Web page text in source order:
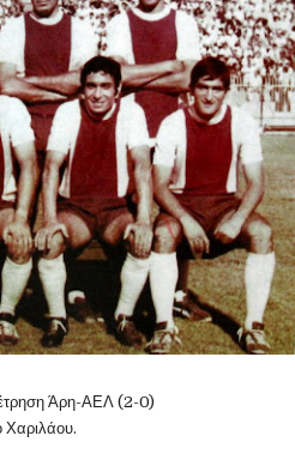
Άρη-ΑΕΛ (2-0)
Χαριλάου.